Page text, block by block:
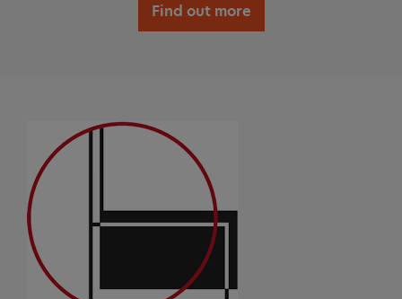
Find out more